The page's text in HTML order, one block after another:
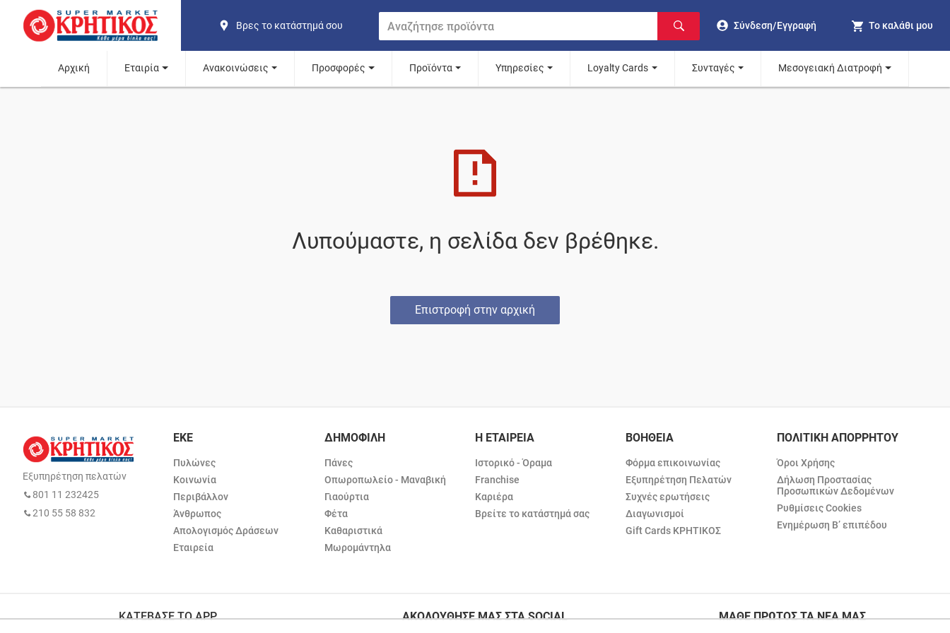
Βρες το κατάστημά σου Σύνδεση/Εγγραφή Το καλάθι μου
Αρχική Εταιρία Ανακοινώσεις Προσφορές Προϊόντα Υπηρεσίες Loyalty Cards Συνταγές Μεσογειακή Διατροφή
Λυπούμαστε, η σελίδα δεν βρέθηκε.
Επιστροφή στην αρχική
Εξυπηρέτηση πελατών
801 11 232425
210 55 58 832
ΕΚΕ
Πυλώνες
Κοινωνία
Περιβάλλον
Άνθρωπος
Απολογισμός Δράσεων
Εταιρεία
ΔΗΜΟΦΙΛΗ
Πάνες
Οπωροπωλείο - Μαναβική
Γιαούρτια
Φέτα
Καθαριστικά
Μωρομάντηλα
Η ΕΤΑΙΡΕΙΑ
Ιστορικό - Όραμα
Franchise
Καριέρα
Βρείτε το κατάστημά σας
ΒΟΗΘΕΙΑ
Φόρμα επικοινωνίας
Εξυπηρέτηση Πελατών
Συχνές ερωτήσεις
Διαγωνισμοί
Gift Cards ΚΡΗΤΙΚΟΣ
ΠΟΛΙΤΙΚΗ ΑΠΟΡΡΗΤΟΥ
Όροι Χρήσης
Δήλωση Προστασίας
Προσωπικών Δεδομένων
Ρυθμίσεις Cookies
Ενημέρωση Β’ επιπέδου
ΚΑΤΕΒΑΣΕ ΤΟ APP ΑΚΟΛΟΥΘΗΣΕ ΜΑΣ ΣΤΑ SOCIAL ΜΑΘΕ ΠΡΩΤΟΣ ΤΑ ΝΕΑ ΜΑΣ